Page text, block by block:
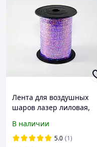
Лента для воздушных
шаров лазер лиловая,
В наличии
5.0 (1)